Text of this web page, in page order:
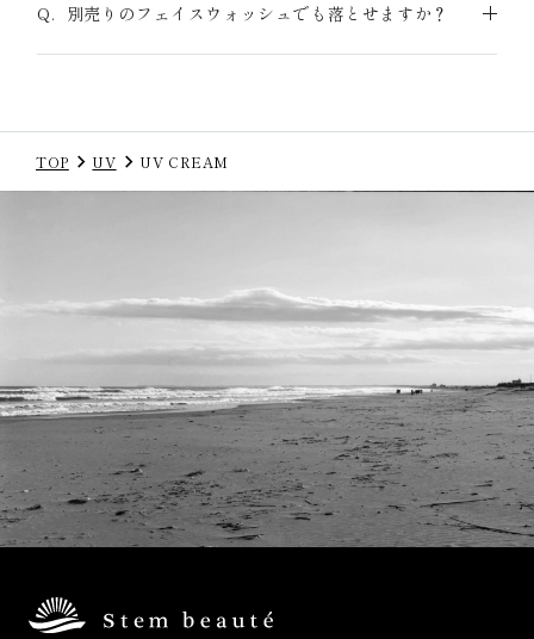
Q. 別売りのフェイスウォッシュでも落とせますか？
TOP UV UV CREAM